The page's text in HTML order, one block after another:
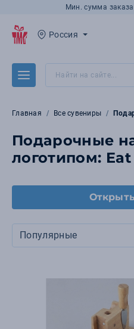
Мин. сумма
Россия
Главная Все сувениры
Подарочные
логотипом:
Популярные